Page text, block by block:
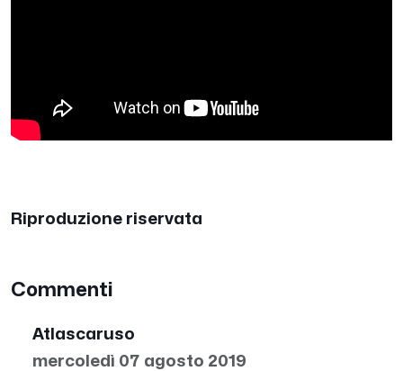
Riproduzione riservata
Commenti
Atlascaruso
mercoledì 07 agosto 2019